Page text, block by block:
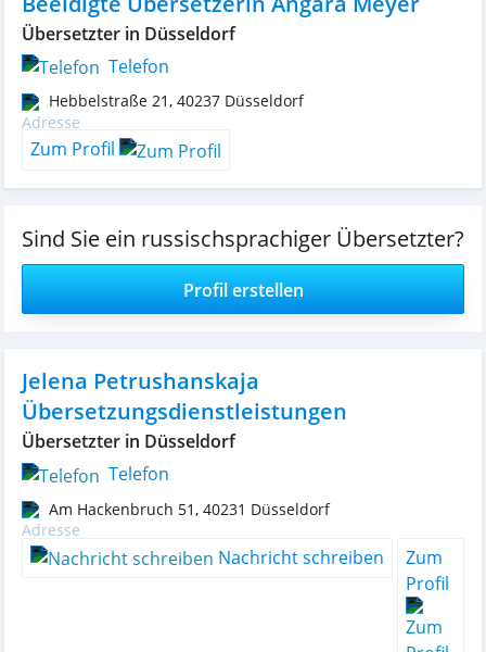
Übersetzter in Düsseldorf
Telefon
Hebbelstraße 21, 40237 Düsseldorf
Zum Profil
Sind Sie ein russischsprachiger Übersetzter?
Profil erstellen
Jelena Petrushanskaja
Übersetzungsdienstleistungen
Übersetzter in Düsseldorf
Telefon
Am Hackenbruch 51 , 40231 Düsseldorf
Nachricht schreiben
Zum
Profil